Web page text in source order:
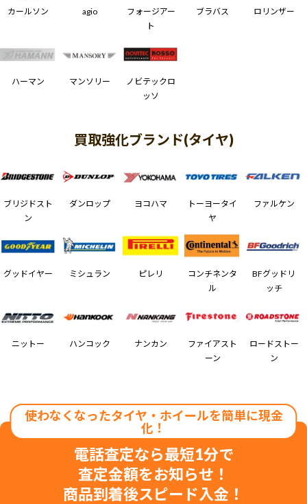
カールソン agio
フォージアー
ト
ブラバス ロリンザー
ハーマン マンソリー
ノビテックロ
ッソ
買取強化ブランド(タイヤ)
ブリジドスト
ン
ダンロップ ヨコハマ
トーヨータイ
ヤ
ファルケン
グッドイヤー ミシュラン ピレリ
コンチネンタ
ル
BFグッドリ
ッチ
ニットー ハンコック ナンカン
ファイアスト
ーン
ロードストー
ン
電話査定なら最短1分で
査定金額をお知らせ！
商品到着後スピード入金！